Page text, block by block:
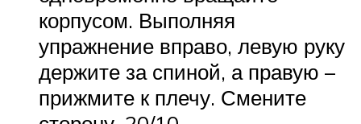
корпусом. Выполняя
упражнение вправо, левую руку
держите за спиной, а правую –
прижмите к плечу. Смените